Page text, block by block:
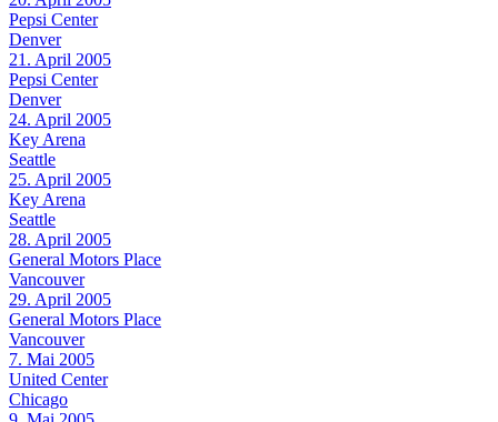
Pepsi Center
Denver
21. April 2005
Pepsi Center
Denver
24. April 2005
Key Arena
Seattle
25. April 2005
Key Arena
Seattle
28. April 2005
General Motors Place
Vancouver
29. April 2005
General Motors Place
Vancouver
7. Mai 2005
United Center
Chicago